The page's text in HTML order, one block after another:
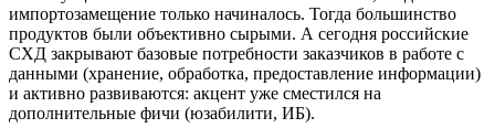
импортозамещение только начиналось. Тогда большинство
продуктов были объективно сырыми. А сегодня российские
СХД закрывают базовые потребности заказчиков в работе с
данными (хранение, обработка, предоставление информации)
и активно развиваются: акцент уже сместился на
дополнительные фичи (юзабилити, ИБ).